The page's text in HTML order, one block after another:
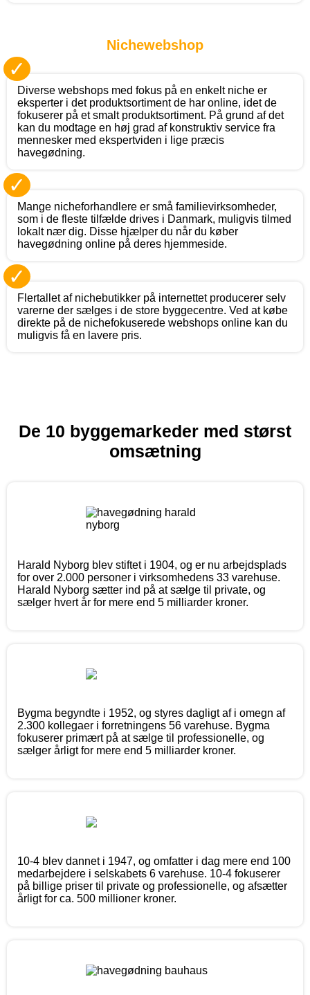
Nichewebshop
✓
Diverse webshops med fokus på en enkelt niche er
eksperter i det produktsortiment de har online, idet de
fokuserer på et smalt produktsortiment. På grund af det
kan du modtage en høj grad af konstruktiv service fra
mennesker med ekspertviden i lige præcis
havegødning.
✓
Mange nicheforhandlere er små familievirksomheder,
som i de fleste tilfælde drives i Danmark, muligvis tilmed
lokalt nær dig. Disse hjælper du når du køber
havegødning online på deres hjemmeside.
✓
Flertallet af nichebutikker på internettet producerer selv
varerne der sælges i de store byggecentre. Ved at købe
direkte på de nichefokuserede webshops online kan du
muligvis få en lavere pris.
De 10 byggemarkeder med størst
omsætning
Harald Nyborg blev stiftet i 1904, og er nu arbejdsplads
for over 2.000 personer i virksomhedens 33 varehuse.
Harald Nyborg sætter ind på at sælge til private, og
sælger hvert år for mere end 5 milliarder kroner.
Bygma begyndte i 1952, og styres dagligt af i omegn af
2.300 kollegaer i forretningens 56 varehuse. Bygma
fokuserer primært på at sælge til professionelle, og
sælger årligt for mere end 5 milliarder kroner.
10-4 blev dannet i 1947, og omfatter i dag mere end 100
medarbejdere i selskabets 6 varehuse. 10-4 fokuserer
på billige priser til private og professionelle, og afsætter
årligt for ca. 500 millioner kroner.